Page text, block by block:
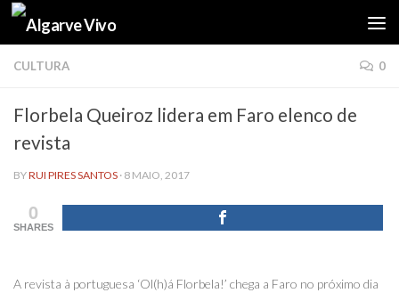
Skip to content
CULTURA 0
Florbela Queiroz lidera em Faro elenco de
revista
BYRUI PIRES SANTOS · 8 MAIO, 2017
0
SHARES
A revista à portuguesa ‘Ol(h)á Florbela!’ chega a Faro no próximo dia